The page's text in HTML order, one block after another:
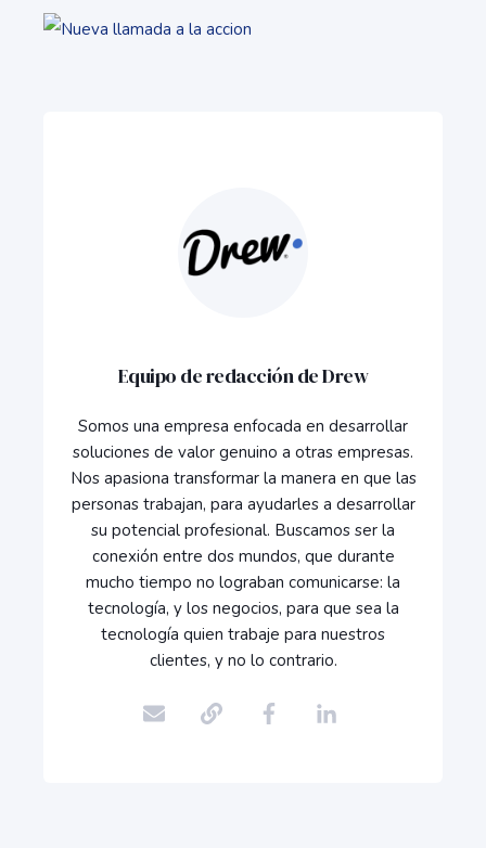
Equipo de redacción de Drew
Somos una empresa enfocada en desarrollar
soluciones de valor genuino a otras empresas.
Nos apasiona transformar la manera en que las
personas trabajan, para ayudarles a desarrollar
su potencial profesional. Buscamos ser la
conexión entre dos mundos, que durante
mucho tiempo no lograban comunicarse: la
tecnología, y los negocios, para que sea la
tecnología quien trabaje para nuestros
clientes, y no lo contrario.